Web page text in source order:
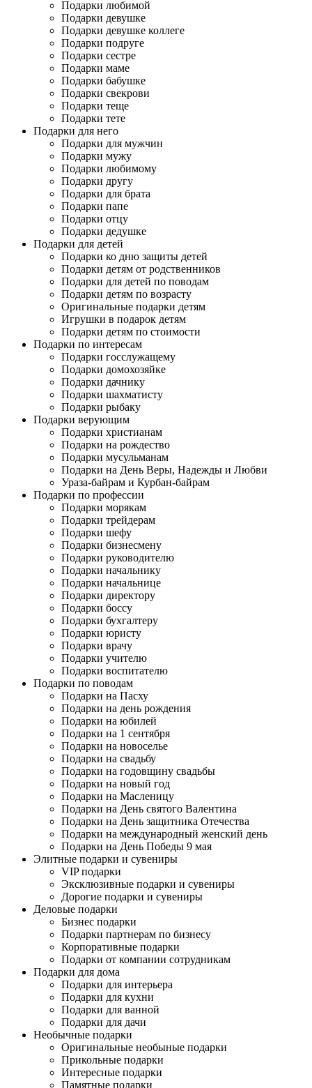
Подарки любимой
Подарки девушке
Подарки девушке коллеге
Подарки подруге
Подарки сестре
Подарки маме
Подарки бабушке
Подарки свекрови
Подарки теще
Подарки тете
Подарки для него
Подарки для мужчин
Подарки мужу
Подарки любимому
Подарки другу
Подарки для брата
Подарки папе
Подарки отцу
Подарки дедушке
Подарки для детей
Подарки ко дню защиты детей
Подарки детям от родственников
Подарки для детей по поводам
Подарки детям по возрасту
Оригинальные подарки детям
Игрушки в подарок детям
Подарки детям по стоимости
Подарки по интересам
Подарки госслужащему
Подарки домохозяйке
Подарки дачнику
Подарки шахматисту
Подарки рыбаку
Подарки верующим
Подарки христианам
Подарки на рождество
Подарки мусульманам
Подарки на День Веры, Надежды и Любви
Ураза-байрам и Курбан-байрам
Подарки по профессии
Подарки морякам
Подарки трейдерам
Подарки шефу
Подарки бизнесмену
Подарки руководителю
Подарки начальнику
Подарки начальнице
Подарки директору
Подарки боссу
Подарки бухгалтеру
Подарки юристу
Подарки врачу
Подарки учителю
Подарки воспитателю
Подарки по поводам
Подарки на Пасху
Подарки на день рождения
Подарки на юбилей
Подарки на 1 сентября
Подарки на новоселье
Подарки на свадьбу
Подарки на годовщину свадьбы
Подарки на новый год
Подарки на Масленицу
Подарки на День святого Валентина
Подарки на День защитника Отечества
Подарки на международный женский день
Подарки на День Победы 9 мая
Элитные подарки и сувениры
VIP подарки
Эксклюзивные подарки и сувениры
Дорогие подарки и сувениры
Деловые подарки
Бизнес подарки
Подарки партнерам по бизнесу
Корпоративные подарки
Подарки от компании сотрудникам
Подарки для дома
Подарки для интерьера
Подарки для кухни
Подарки для ванной
Подарки для дачи
Необычные подарки
Оригинальные необыные подарки
Прикольные подарки
Интересные подарки
Памятные подарки